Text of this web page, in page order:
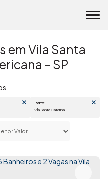
em Vila Santa
- SP